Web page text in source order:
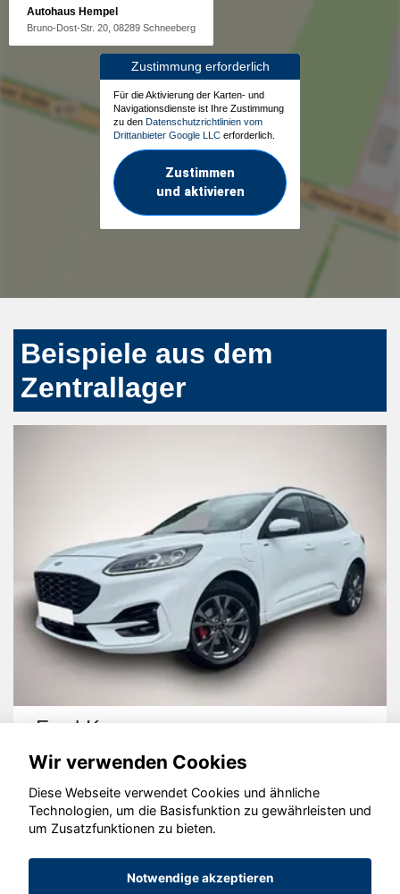
Autohaus Hempel
Bruno-Dost-Str. 20, 08289 Schneeberg
Zustimmung erforderlich
Für die Aktivierung der Karten- und
Navigationsdienste ist Ihre Zustimmung
zu den Datenschutzrichtlinien vom
Drittanbieter Google LLC erforderlich.
Zustimmen
und aktivieren
Beispiele aus dem
Zentrallager
Volvo XC60
© konjunkturmotor.de GmbH 2020 - 2026
Wir verwenden Cookies
Diese Webseite verwendet Cookies und ähnliche
Technologien, um die Basisfunktion zu gewährleisten und
um Zusatzfunktionen zu bieten.
Notwendige akzeptieren